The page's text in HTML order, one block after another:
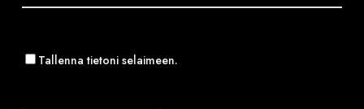
Tallenna tietoni selaimeen.